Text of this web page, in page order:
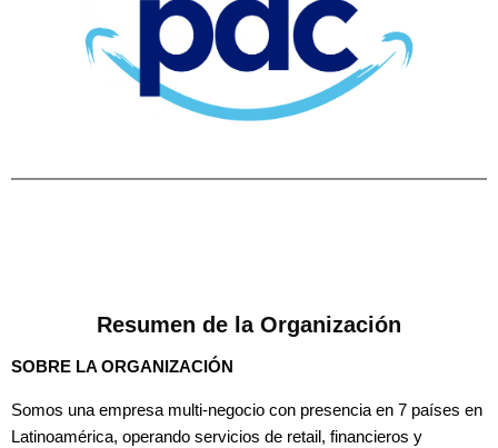
Resumen de la Organización
SOBRE LA ORGANIZACIÓN
Somos una empresa multi-negocio con presencia en 7 países en
Latinoamérica, operando servicios de retail, financieros y